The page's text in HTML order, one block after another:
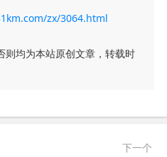
zx/3064.html
则均为本站原创文章，转载时
下一个